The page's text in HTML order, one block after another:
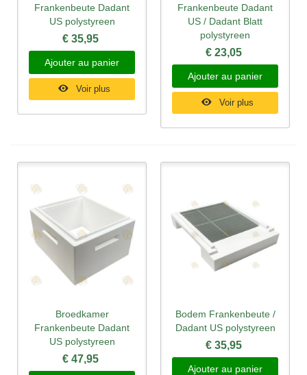
Frankenbeute Dadant
US polystyreen
€ 35,95
Ajouter au panier
Voir plus
Frankenbeute Dadant
US / Dadant Blatt
polystyreen
€ 23,05
Ajouter au panier
Voir plus
Broedkamer
Frankenbeute Dadant
US polystyreen
€ 47,95
Bodem Frankenbeute /
Dadant US polystyreen
€ 35,95
Ajouter au panier